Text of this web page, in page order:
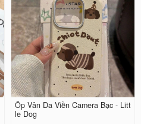
Ốp Vân Da Viền Camera Bạc - Litt
le Dog